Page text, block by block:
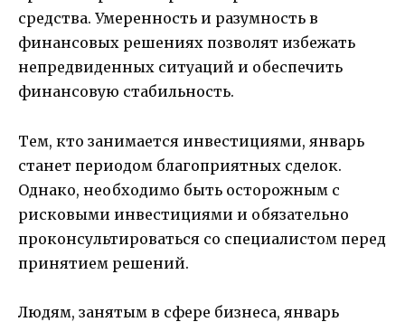
средства. Умеренность и разумность в
финансовых решениях позволят избежать
непредвиденных ситуаций и обеспечить
финансовую стабильность.
Тем, кто занимается инвестициями, январь
станет периодом благоприятных сделок.
Однако, необходимо быть осторожным с
рисковыми инвестициями и обязательно
проконсультироваться со специалистом перед
принятием решений.
Людям, занятым в сфере бизнеса, январь